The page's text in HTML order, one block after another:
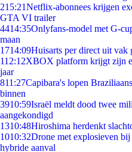
215:21Netflix-abonnees krijgen
GTA VI trailer
4414:35Onlyfans-model met G-
maan
1714:09Huisarts per direct uit vak
112:12XBOX platform krijgt zijn
jaar
811:27Capibara's lopen
binnen
3910:59Israël meldt dood twee
aangekondigd
1310:48Hiroshima herdenkt
1010:32Drone met explosieven
hybride aanval